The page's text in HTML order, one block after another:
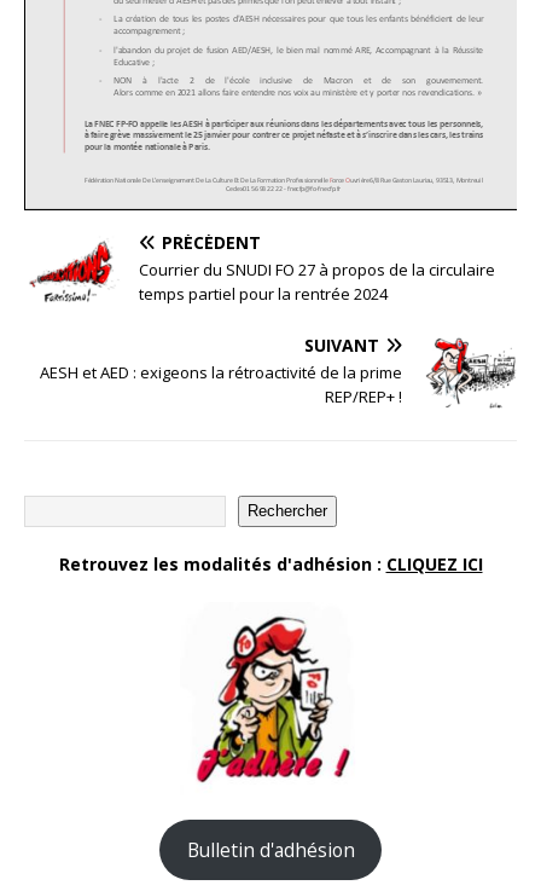
PRÉCÉDENT
Courrier du SNUDI FO 27 à propos de la circulaire
temps partiel pour la rentrée 2024
SUIVANT
AESH et AED : exigeons la rétroactivité de la prime
REP/REP+ !
Rechercher
Retrouvez les modalités d'adhésion : CLIQUEZ ICI
Bulletin d'adhésion